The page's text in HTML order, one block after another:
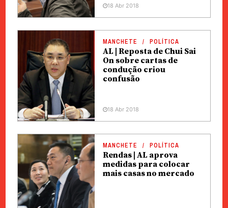
18 Abr 2018
MANCHETE POLÍTICA
AL | Reposta de Chui Sai
On sobre cartas de
condução criou
confusão
18 Abr 2018
MANCHETE POLÍTICA
Rendas | AL aprova
medidas para colocar
mais casas no mercado